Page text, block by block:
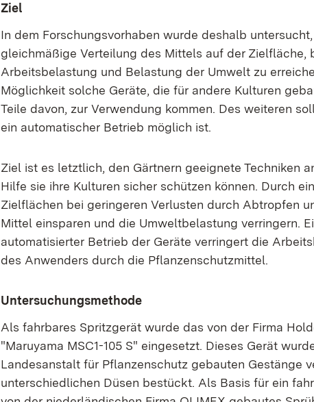
Ziel
In dem Forschungsvorhaben wurde deshalb
gleichmäßige Verteilung des Mittels auf der Zielfläche,
Arbeitsbelastung und Belastung der Umwelt zu
Möglichkeit solche Geräte, die für andere Kulturen
Teile davon, zur Verwendung kommen. Des weiteren
ein automatischer Betrieb möglich ist.
Ziel ist es letztlich, den Gärtnern geeignete Techniken
Hilfe sie ihre Kulturen sicher schützen können. Durch
Zielflächen bei geringeren Verlusten durch Abtropfen
Mittel einsparen und die Umweltbelastung verringern.
automatisierter Betrieb der Geräte verringert die
des Anwenders durch die Pflanzenschutzmittel.
Untersuchungsmethode
Als fahrbares Spritzgerät wurde das von der Firma
"Maruyama MSC1-105 S" eingesetzt. Dieses Gerät
Landesanstalt für Pflanzenschutz gebauten Gestänge
unterschiedlichen Düsen bestückt. Als Basis für ein